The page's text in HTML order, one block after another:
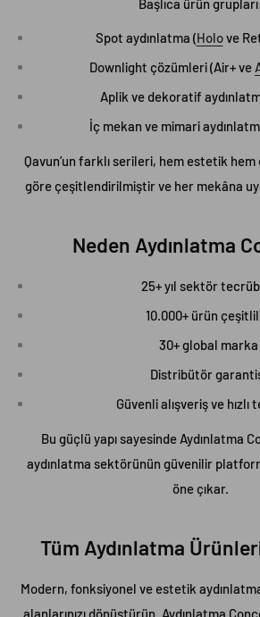
Başlıca ürün
Spot aydınlatma (Holove
Downlight çözümleri (Air+ ve
Aplik ve dekoratif
İç mekan ve mimari
Qavun’un farklı serileri, hem estetik
göre çeşitlendirilmiştir ve her mekâna
Neden Aydınlatma
25+ yıl sektör
10.000+ ürün
30+ global marka
Distribütör
Güvenli alışveriş ve hızlı
Bu güçlü yapı sayesinde Aydınlatma
aydınlatma sektörünün güvenilir
öne çıkar.
Tüm Aydınlatma
Modern, fonksiyonel ve estetik
alanlarınızı dönüştürün. Aydınlatma